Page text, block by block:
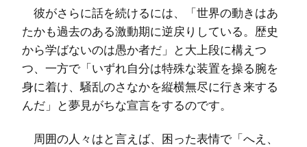
彼がさらに話を続けるには、「世界の動きはあ
たかも過去のある激動期に逆戻りしている。歴史
から学ばないのは愚か者だ」と大上段に構えつ
つ、一方で「いずれ自分は特殊な装置を操る腕を
身に着け、騒乱のさなかを縦横無尽に行き来する
んだ」と夢見がちな宣言をするのです。
周囲の人々はと言えば、困った表情で「へえ、